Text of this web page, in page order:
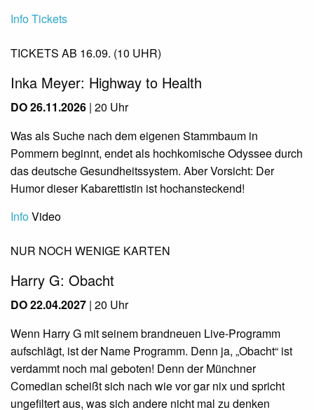
InfoTickets
TICKETS AB 16.09. (10 UHR)
Inka Meyer: Highway to Health
DO 26.11.2026 | 20 Uhr
Was als Suche nach dem eigenen Stammbaum in
Pommern beginnt, endet als hochkomische Odyssee durch
das deutsche Gesundheitssystem. Aber Vorsicht: Der
Humor dieser Kabarettistin ist hochansteckend!
InfoVideo
NUR NOCH WENIGE KARTEN
Harry G: Obacht
DO 22.04.2027 | 20 Uhr
Wenn Harry G mit seinem brandneuen Live-Programm
aufschlägt, ist der Name Programm. Denn ja, „Obacht“ ist
verdammt noch mal geboten! Denn der Münchner
Comedian scheißt sich nach wie vor gar nix und spricht
ungefiltert aus, was sich andere nicht mal zu denken